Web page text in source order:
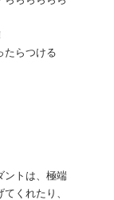
たらつける
ントは、極端
くれたり、